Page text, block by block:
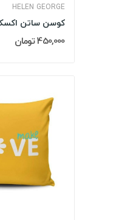
HELEN GEORGE
450,000 تومان